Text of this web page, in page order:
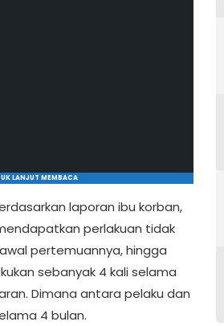
LANJUT MEMBACA
laporan ibu korban,
perlakuan tidak
pertemuannya, hingga
sebanyak 4 kali selama
Dimana antara pelaku dan
4 bulan.